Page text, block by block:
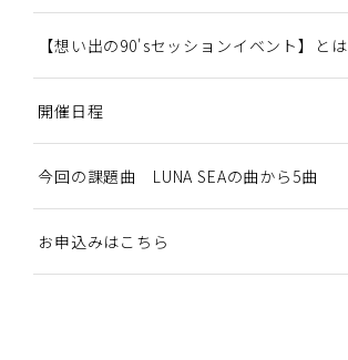
【想い出の90'sセッションイベント】とは
開催日程
今回の課題曲 LUNA SEAの曲から5曲
お申込みはこちら